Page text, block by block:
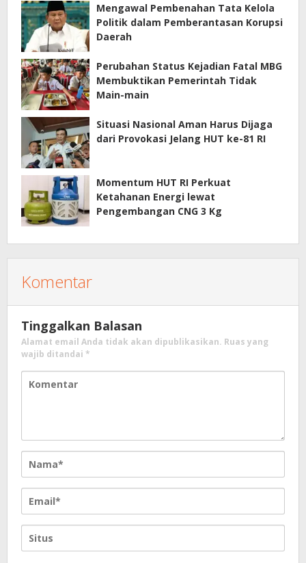
Mengawal Pembenahan Tata Kelola
Politik dalam Pemberantasan Korupsi
Daerah
Perubahan Status Kejadian Fatal MBG
Membuktikan Pemerintah Tidak
Main-main
Situasi Nasional Aman Harus Dijaga
dari Provokasi Jelang HUT ke-81 RI
Momentum HUT RI Perkuat
Ketahanan Energi lewat
Pengembangan CNG 3 Kg
Komentar
Tinggalkan Balasan
Alamat email Anda tidak akan dipublikasikan. Ruas yang
wajib ditandai *